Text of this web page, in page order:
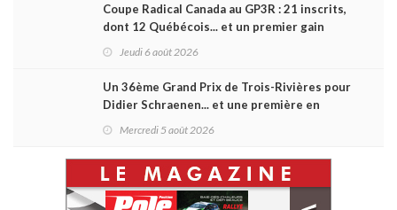
Coupe Radical Canada au GP3R : 21 inscrits,
dont 12 Québécois... et un premier gain
Jeudi 6 août 2026
Un 36ème Grand Prix de Trois-Rivières pour
Didier Schraenen... et une première en
Mercredi 5 août 2026